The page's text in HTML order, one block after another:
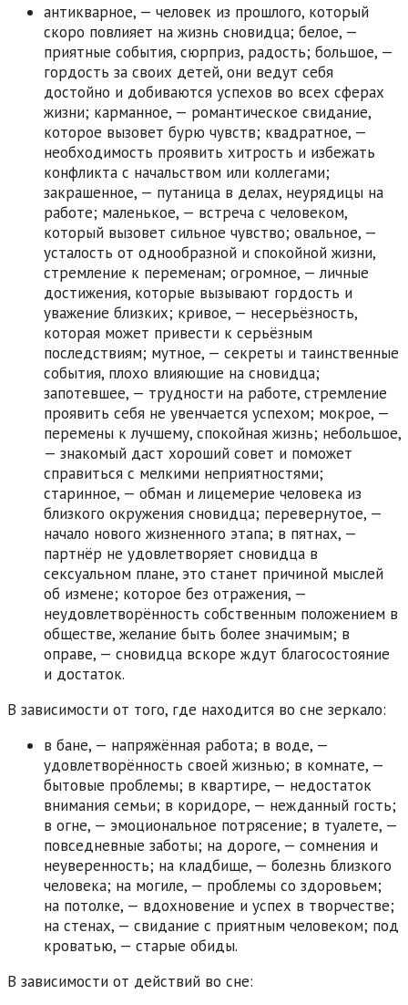
антикварное, — человек из прошлого, который
скоро повлияет на жизнь сновидца; белое, —
приятные события, сюрприз, радость; большое, —
гордость за своих детей, они ведут себя
достойно и добиваются успехов во всех сферах
жизни; карманное, — романтическое свидание,
которое вызовет бурю чувств; квадратное, —
необходимость проявить хитрость и избежать
конфликта с начальством или коллегами;
закрашенное, — путаница в делах, неурядицы на
работе; маленькое, — встреча с человеком,
который вызовет сильное чувство; овальное, —
усталость от однообразной и спокойной жизни,
стремление к переменам; огромное, — личные
достижения, которые вызывают гордость и
уважение близких; кривое, — несерьёзность,
которая может привести к серьёзным
последствиям; мутное, — секреты и таинственные
события, плохо влияющие на сновидца;
запотевшее, — трудности на работе, стремление
проявить себя не увенчается успехом; мокрое, —
перемены к лучшему, спокойная жизнь; небольшое,
— знакомый даст хороший совет и поможет
справиться с мелкими неприятностями;
старинное, — обман и лицемерие человека из
близкого окружения сновидца; перевернутое, —
начало нового жизненного этапа; в пятнах, —
партнёр не удовлетворяет сновидца в
сексуальном плане, это станет причиной мыслей
об измене; которое без отражения, —
неудовлетворённость собственным положением в
обществе, желание быть более значимым; в
оправе, — сновидца вскоре ждут благосостояние
и достаток.
В зависимости от того, где находится во сне зеркало:
в бане, — напряжённая работа; в воде, —
удовлетворённость своей жизнью; в комнате, —
бытовые проблемы; в квартире, — недостаток
внимания семьи; в коридоре, — нежданный гость;
в огне, — эмоциональное потрясение; в туалете, —
повседневные заботы; на дороге, — сомнения и
неуверенность; на кладбище, — болезнь близкого
человека; на могиле, — проблемы со здоровьем;
на потолке, — вдохновение и успех в творчестве;
на стенах, — свидание с приятным человеком; под
кроватью, — старые обиды.
В зависимости от действий во сне: